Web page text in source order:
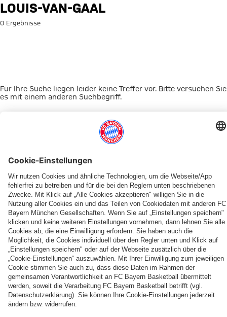
Suche: louis-van-gaal
LOUIS-VAN-GAAL
0 Ergebnisse
Für Ihre Suche liegen leider keine Treffer vor. Bitte versuchen Sie
es mit einem anderen Suchbegriff.
Zur Startseite
DAS KÖNNTE DICH INTERESSIEREN
UNSERE MASKOTTCHEN
Berni,
Mia
und
Ben
ALLIANZ ARENA
FC
Bayern
KIDS
CLUB-
Zone
EVENTANMELDUNG
KIDS
CLUB-
Fußballcamps
MYFCBAYERN
Entdecke
deinen
persönlichen
Fanbereich